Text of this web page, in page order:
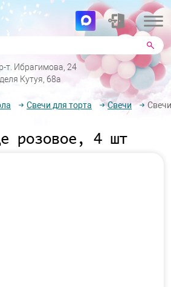
т. Ибрагимова, 24
Кутуя, 68а
Свечи для торта Свечи
розовое, 4 шт